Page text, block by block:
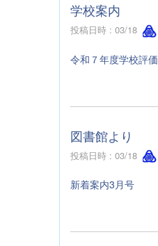
学校案内
投稿日時 : 03/18
令和７年度学校評価
図書館より
投稿日時 : 03/18
新着案内3月号